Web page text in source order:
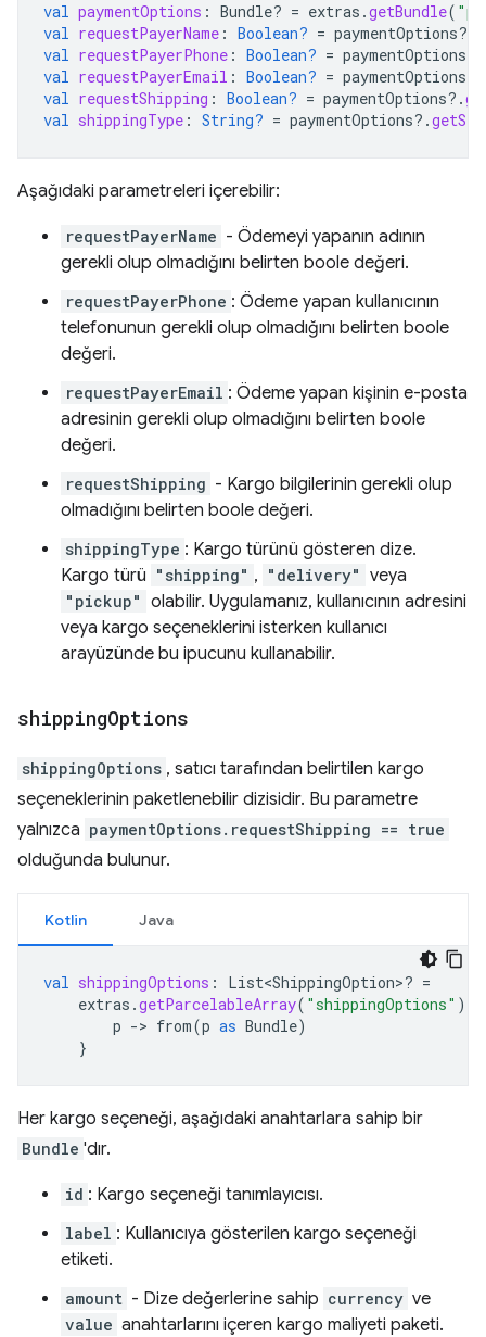
val paymentOptions : Bundle? = extras .getBundle(
val requestPayerName : Boolean? = paymentOptions?.
val requestPayerPhone : Boolean? = paymentOptions
val requestPayerEmail : Boolean? = paymentOptions
val requestShipping : Boolean? = paymentOptions?.
val shippingType : String? = paymentOptions?.
Aşağıdaki parametreleri içerebilir:
requestPayerName - Ödemeyi yapanın adının
gerekli olup olmadığını belirten boole değeri.
requestPayerPhone : Ödeme yapan kullanıcının
telefonunun gerekli olup olmadığını belirten boole
değeri.
requestPayerEmail : Ödeme yapan kişinin e-posta
adresinin gerekli olup olmadığını belirten boole
değeri.
requestShipping - Kargo bilgilerinin gerekli olup
olmadığını belirten boole değeri.
shippingType : Kargo türünü gösteren dize.
Kargo türü "shipping" , "delivery" veya
"pickup" olabilir. Uygulamanız, kullanıcının adresini
veya kargo seçeneklerini isterken kullanıcı
arayüzünde bu ipucunu kullanabilir.
shippingOptions
shippingOptions , satıcı tarafından belirtilen kargo
seçeneklerinin paketlenebilir dizisidir. Bu parametre
yalnızca paymentOptions.requestShipping == true
olduğunda bulunur.
Kotlin Java
val shippingOptions : List<ShippingOption>? =
extras .getParcelableArray( "shippingOptions" )
p -> from(p as Bundle)
}
Her kargo seçeneği, aşağıdaki anahtarlara sahip bir
Bundle 'dır.
id : Kargo seçeneği tanımlayıcısı.
label : Kullanıcıya gösterilen kargo seçeneği
etiketi.
amount - Dize değerlerine sahip currency ve
value anahtarlarını içeren kargo maliyeti paketi.